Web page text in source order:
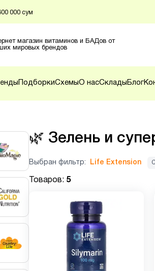
000 сум
магазин витаминов и БАДов от
мировых брендов
ПодборкиСхемыО насСклады Блог
🌿 Зелень и
Выбран фильтр: Life Extension
Товаров: 5